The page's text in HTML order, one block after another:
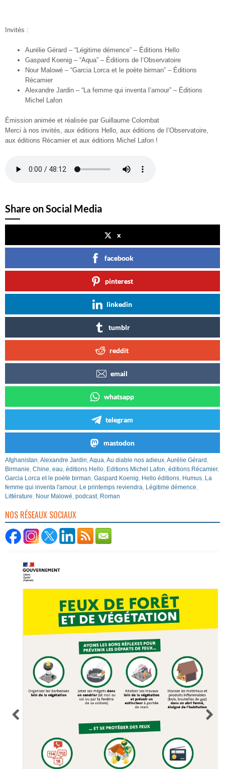
Invités :
Aurélie Gérard –“Légitime démence” –Éditions Hello
Gaspard Koenig – “Aqua” – Éditions de l’Observatoire
Nour Malowé – “Garcia Lorca et le poète birman” – Éditions
Récamier
Alexandre Jardin – “La femme qui inventa l’amour” – Éditions
Michel Lafon
Émission animée et réalisée par Guillaume Colombat
Merci à nos invités, aux éditions Hello, aux éditions de l’Observatoire,
aux éditions Récamier et aux éditions Michel Lafon !
Share on Social Media
x
facebook
pinterest
linkedin
tumblr
reddit
email
whatsapp
telegram
mastodon
Afghanistan,Alexandre Jardin,Aqua,Au diable nos adieux,Aurélie Gérard ,
Birmanie, Chine, eau, éditions Hello, Editions Michel Lafon, éditions Récamier,
Garcia Lorca et le poète birman, Gaspard Koenig, Hello éditions, Humus, La
femme qui inventa l'amour, Le printemps reviendra, Légitime démence,
Littérature, Nour Malowé, podcast, Roman
NOS RÉSEAUX SOCIAUX